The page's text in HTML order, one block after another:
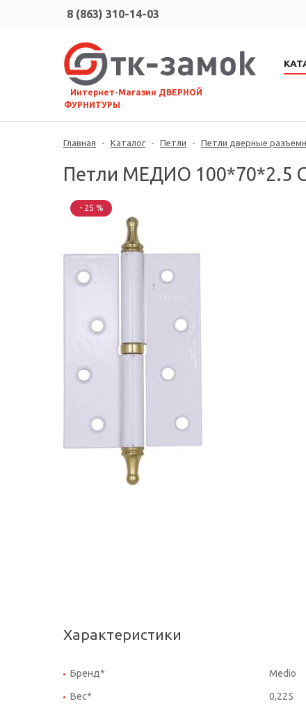
8 (863) 310-14-03
⠀Интернет-Магазин ДВЕРНОЙ
ФУРНИТУРЫ
Главная - Каталог - Петли - Петли дверные
Петли МЕДИО 100*70*2.5
- 25 %
Характеристики
Бренд* Medio
Вес* 0,225